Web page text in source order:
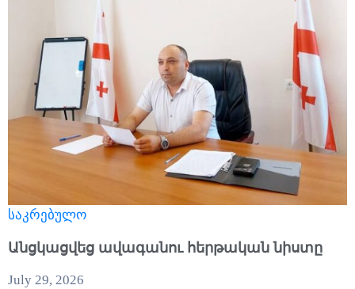
საკრებულო
Անցկացվեց ավագանու հերթական նիստը
July 29, 2026